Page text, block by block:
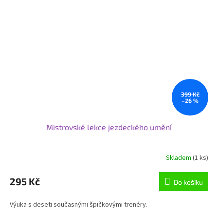
399 Kč
–26 %
Mistrovské lekce jezdeckého umění
Skladem (1 ks)
295 Kč Do košíku
Výuka s deseti současnými špičkovými trenéry.